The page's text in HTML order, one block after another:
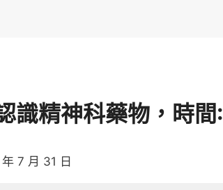
識精神科藥物，時
7 月 31 日